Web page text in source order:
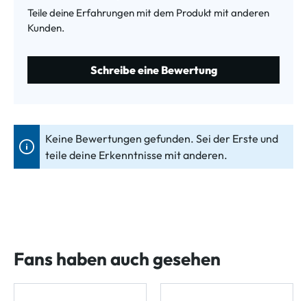
Teile deine Erfahrungen mit dem Produkt mit anderen
Kunden.
Schreibe eine Bewertung
Keine Bewertungen gefunden. Sei der Erste und
teile deine Erkenntnisse mit anderen.
Fans haben auch gesehen